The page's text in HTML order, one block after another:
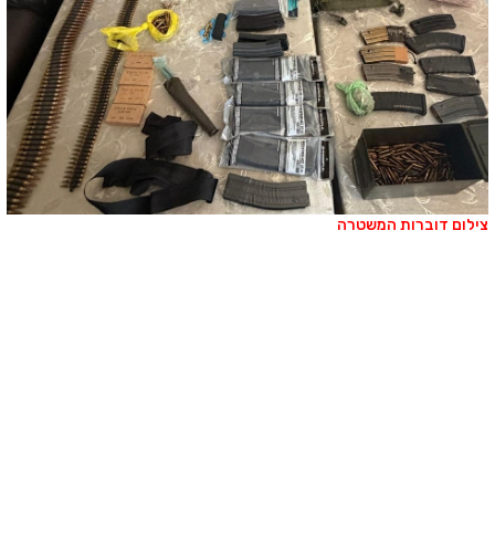
דוברות המשטרה